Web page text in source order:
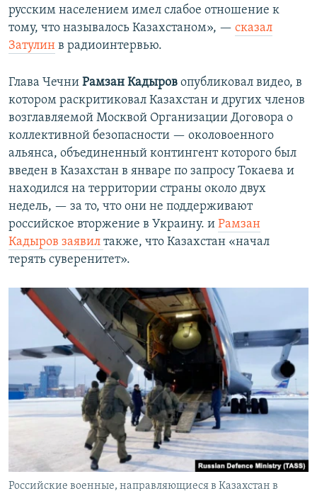
русским населением имел слабое отношение к
тому, что называлось Казахстаном», — сказал
Затулин в радиоинтервью.
Глава Чечни Рамзан Кадыров опубликовал видео, в
котором раскритиковал Казахстан и других членов
возглавляемой Москвой Организации Договора о
коллективной безопасности — околовоенного
альянса, объединенный контингент которого был
введен в Казахстан в январе по запросу Токаева и
находился на территории страны около двух
недель, — за то, что они не поддерживают
российское вторжение в Украину. и Рамзан
Кадыров заявил также, что Казахстан «начал
терять суверенитет».
Российские военные, направляющиеся в Казахстан в